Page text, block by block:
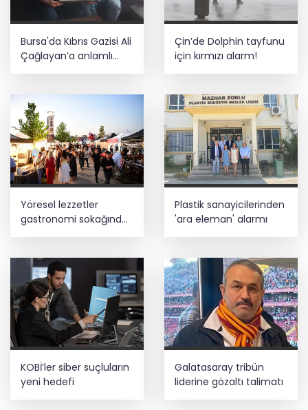
Bursa'da Kıbrıs Gazisi Ali
Çağlayan’a anlamlı
ziyaret
Çin’de Dolphin tayfunu
için kırmızı alarm!
Yöresel lezzetler
gastronomi sokağında
Plastik sanayicilerinden
'ara eleman' alarmı
KOBİ’ler siber suçluların
yeni hedefi
Galatasaray tribün
liderine gözaltı talimatı